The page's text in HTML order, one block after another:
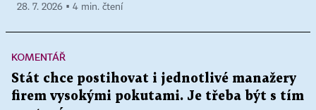
28. 7. 2026 ▪ 4 min. čtení
KOMENTÁŘ
Stát chce postihovat i jednotlivé manažery
firem vysokými pokutami. Je třeba být s tím